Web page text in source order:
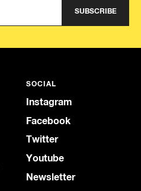
SUBSCRIBE
SOCIAL
Instagram
Facebook
Twitter
Youtube
Newsletter